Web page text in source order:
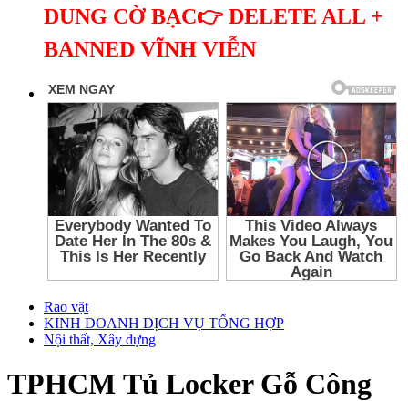
DUNG CỜ BẠC👉 DELETE ALL +
BANNED VĨNH VIỄN
Rao vặt
KINH DOANH DỊCH VỤ TỔNG HỢP
Nội thất, Xây dựng
TPHCM Tủ Locker Gỗ Công